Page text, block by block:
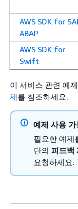
AWS SDK for
ABAP
AWS SDK for
Swift
이 서비스 관련 예
제를 참조하세요.
예제 사용
필요한 예제
단의 피드백
요청하세요.